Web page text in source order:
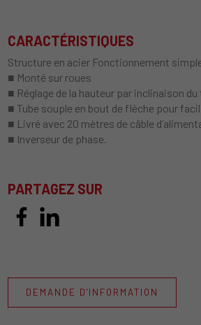
CARACTÉRISTIQUES
Structure en acier Fonctionnement
■ Monté sur roues
■ Réglage de la hauteur par inclinaison du
■ Tube souple en bout de flèche pour
■ Livré avec 20 mètres de câble
■ Inverseur de phase.
PARTAGEZ SUR
DEMANDE D'INFORMATION